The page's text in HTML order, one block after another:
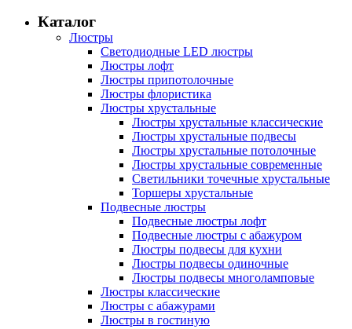
Каталог
Люстры
Светодиодные LED люстры
Люстры лофт
Люстры припотолочные
Люстры флористика
Люстры хрустальные
Люстры хрустальные классические
Люстры хрустальные подвесы
Люстры хрустальные потолочные
Люстры хрустальные современные
Светильники точечные хрустальные
Торшеры хрустальные
Подвесные люстры
Подвесные люстры лофт
Подвесные люстры с абажуром
Люстры подвесы для кухни
Люстры подвесы одиночные
Люстры подвесы многоламповые
Люстры классические
Люстры с абажурами
Люстры в гостиную